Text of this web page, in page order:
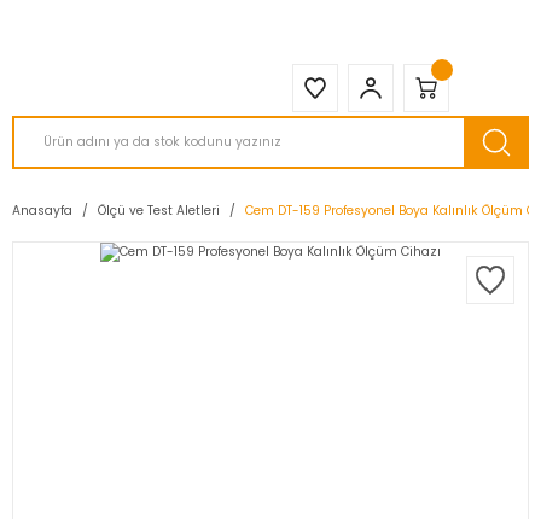
Anasayfa Ölçü ve Test Aletleri Cem DT-159 Profesyonel Boya Kalınlık Ölçüm